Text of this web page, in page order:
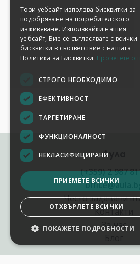
Аула
(+359) 2 987
office@aula.bg
Често задавани
Контакти
За нас
Този уебсайт използва бисквитки за
подобряване на потребителското
изживяване. Използвайки нашия
уебсайт, Вие се съгласявате с всички
бисквитки в съответствие с нашата
Политика за Бисквитки. Прочетете
СТРОГО НЕОБХОДИМО
ЕФЕКТИВНОСТ
ТАРГЕТИРАНЕ
ФУНКЦИОНАЛНОСТ
НЕКЛАСИФИЦИРАНИ
ПРИЕМЕТЕ ВСИЧКИ
ОТХВЪРЛЕТЕ ВСИЧКИ
ПОКАЖЕТЕ ПОДРОБНОСТИ